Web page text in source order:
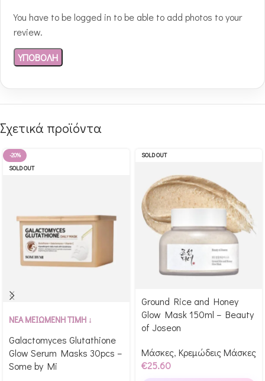
You have to be logged in to be able to add photos to your
review.
Σχετικά προϊόντα
-20%
SOLD OUT
Αγόρασε & κέρδισε 223
ΝΕΑ ΜΕΙΩΜΕΝΗ ΤΙΜΗ ↓
Galactomyces Glutathione
Glow Serum Masks 30pcs –
Some by Mi
SOLD OUT
Αγόρασε & κέρδισε 256
Glow Points!
Ground Rice and Honey
Glow Mask 150ml – Beauty
of Joseon
Μάσκες, Κρεμώδεις Μάσκες
€25.60